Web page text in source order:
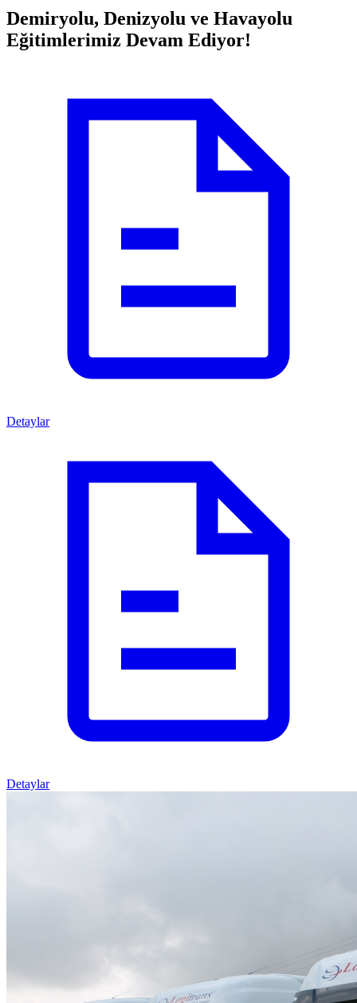
Demiryolu, Denizyolu ve Havayolu
Eğitimlerimiz Devam Ediyor!
Detaylar
Detaylar